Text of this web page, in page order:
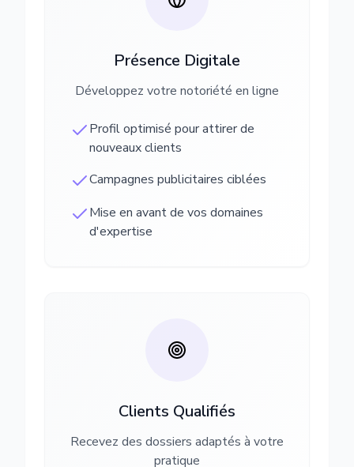
Présence Digitale
Développez votre notoriété en ligne
Profil optimisé pour attirer de
nouveaux clients
Campagnes publicitaires ciblées
Mise en avant de vos domaines
d'expertise
Clients Qualifiés
Recevez des dossiers adaptés à votre
pratique